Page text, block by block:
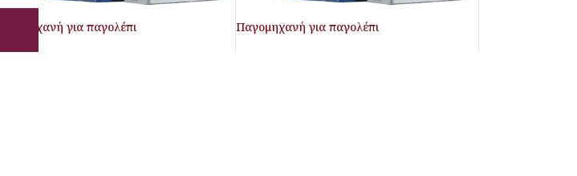
Παγομηχανή για παγολέπι Παγομηχανή για παγολέπι